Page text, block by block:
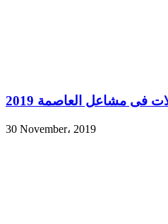
فى مشاعل العاصمة 2019
30 November، 2019